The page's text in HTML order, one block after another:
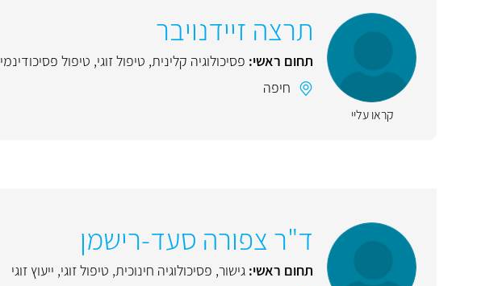
קראו עליי
תרצה זיידנויבר
תחום ראשי: פסיכולוגיה קלינית, טיפול זוגי, טיפול פסיכודינמי
חיפה
ד"ר צפורה סעד-רישמן
תחום ראשי: גישור, פסיכולוגיה חינוכית, טיפול זוגי, ייעוץ זוגי